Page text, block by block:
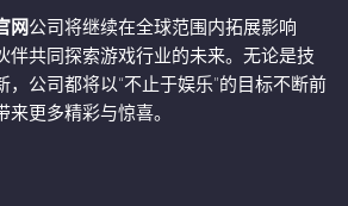
网公司将继续在全球范围内拓展影响
伴共同探索游戏行业的未来。无论是技
，公司都将以“不止于娱乐”的目标不断前
更多精彩与惊喜。